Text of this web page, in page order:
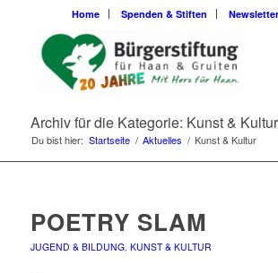
Home Spenden & Stiften Newsletter
Archiv für die Kategorie: Kunst & Kultur
Du bist hier: Startseite / Aktuelles / Kunst & Kultur
POETRY SLAM
JUGEND & BILDUNG, KUNST & KULTUR